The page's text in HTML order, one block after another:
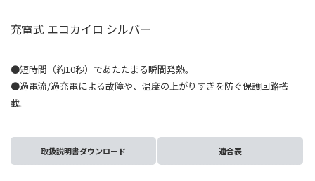
充電式 エコカイロ シルバー
●短時間（約10秒）であたたまる瞬間発熱。
●過電流/過充電による故障や、温度の上がりすぎを防ぐ保護回路搭
載。
取扱説明書ダウンロード 適合表